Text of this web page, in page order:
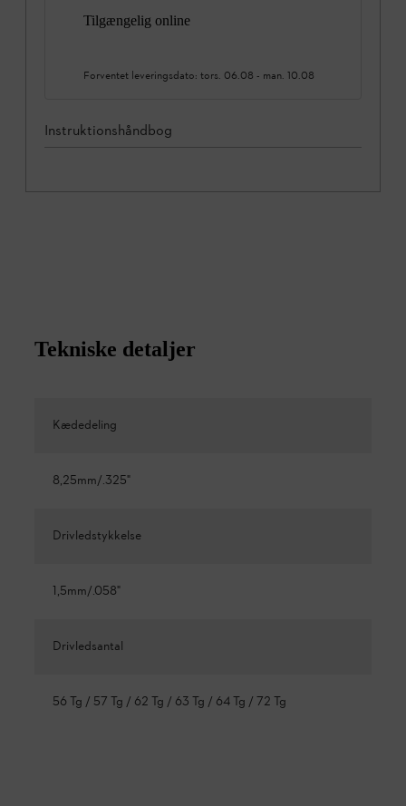
Tilgængelig online
Forventet leveringsdato: tors. 06.08 - man. 10.08
Instruktionshåndbog
Tekniske detaljer
Kædedeling
8,25mm/.325"
Drivledstykkelse
1,5mm/.058"
Drivledsantal
56 Tg / 57 Tg / 62 Tg / 63 Tg / 64 Tg / 72 Tg